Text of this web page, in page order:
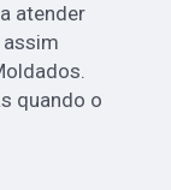
atender
quando o